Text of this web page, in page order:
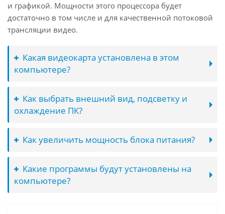
и графикой. Мощности этого процессора будет
достаточно в том числе и для качественной потоковой
трансляции видео.
Какая видеокарта установлена в этом
компьютере?
Как выбрать внешний вид, подсветку и
охлаждение ПК?
Как увеличить мощность блока питания?
Какие программы будут установлены на
компьютере?